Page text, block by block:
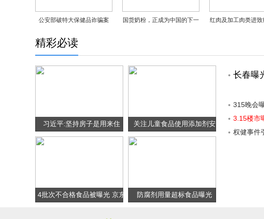
公安部破特大保健品诈骗案
国货奶粉，正成为中国的下一
红肉及加工肉类进致
精彩必读
习近平:坚持房子是用来住
的、不是用来炒的定位
关注儿童食品使用添加剂安
全吗？
4批次不合格食品被曝光 京东
防腐剂用量超标食品曝光
长春曝
315晚会
加工成日
3.15楼市
何将老中
权健事件